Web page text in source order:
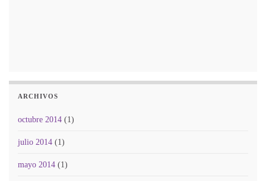
ARCHIVOS
octubre 2014 (1)
julio 2014 (1)
mayo 2014 (1)